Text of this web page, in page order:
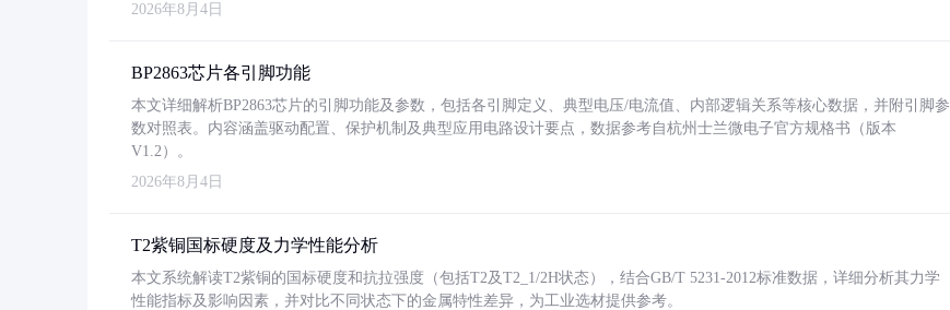
2026年8月4日
BP2863芯片各引脚功能
本文详细解析BP2863芯片的引脚功能及参数，包括各引脚定义、典型电压/电流值、内部逻辑关系等核心数据，并附引脚参
数对照表。内容涵盖驱动配置、保护机制及典型应用电路设计要点，数据参考自杭州士兰微电子官方规格书（版本
V1.2）。
2026年8月4日
T2紫铜国标硬度及力学性能分析
本文系统解读T2紫铜的国标硬度和抗拉强度（包括T2及T2_1/2H状态），结合GB/T 5231-2012标准数据，详细分析其力学
性能指标及影响因素，并对比不同状态下的金属特性差异，为工业选材提供参考。